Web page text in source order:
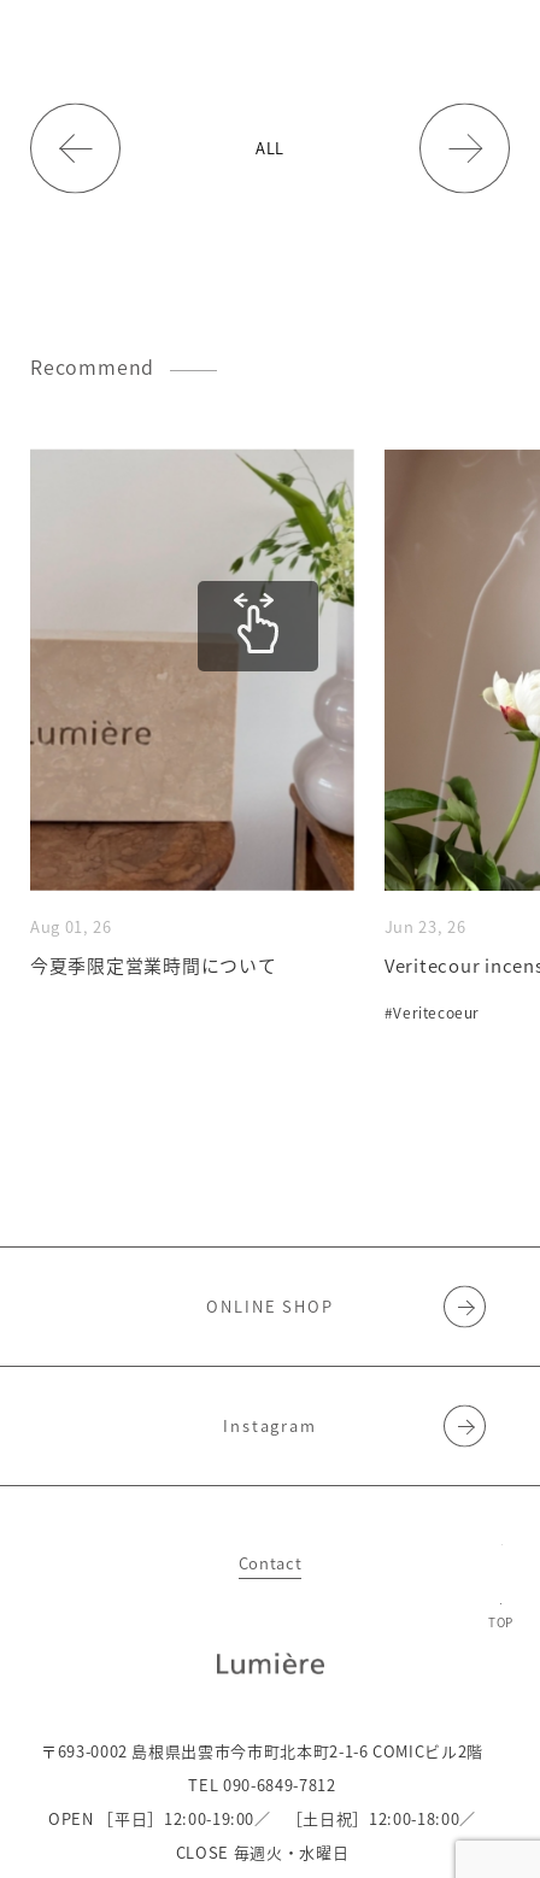
ALL
Recommend
Aug 01, 26
今夏季限定営業時間について
Jun 23, 26
Veritecour
#Veritecoeur
TOP
ONLINE SHOP
Instagram
Contact
〒693-0002 島根県出雲市今市町北本町2-1-6 COMICビル2階
TEL 090-6849-7812
OPEN ［平日］12:00-19:00／
［土日祝］12:00-18:00／
CLOSE 毎週火・水曜日